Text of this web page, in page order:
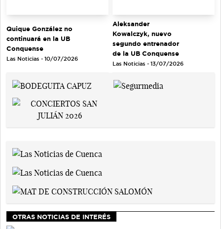
Quique González no
continuará en la UB
Conquense
Las Noticias - 10/07/2026
Aleksander
Kowalczyk, nuevo
segundo entrenador
de la UB Conquense
Las Noticias - 13/07/2026
OTRAS NOTICIAS DE INTERÉS